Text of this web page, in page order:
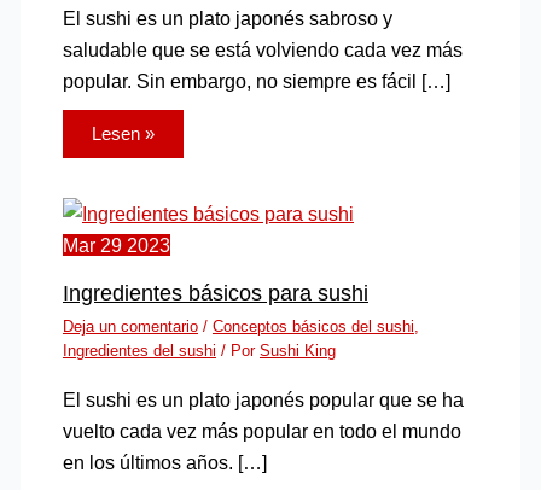
El sushi es un plato japonés sabroso y
saludable que se está volviendo cada vez más
popular. Sin embargo, no siempre es fácil […]
Lesen »
Mar 29 2023
Ingredientes básicos para sushi
Deja un comentario / Conceptos básicos del sushi,
Ingredientes del sushi / Por Sushi King
El sushi es un plato japonés popular que se ha
vuelto cada vez más popular en todo el mundo
en los últimos años. […]